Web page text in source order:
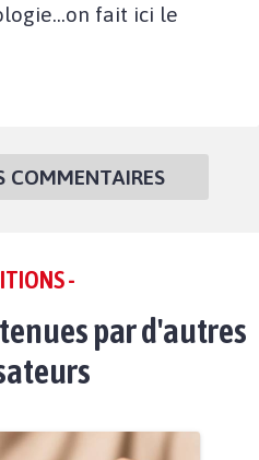
fait ici le
COMMENTAIRES
-
par d'autres